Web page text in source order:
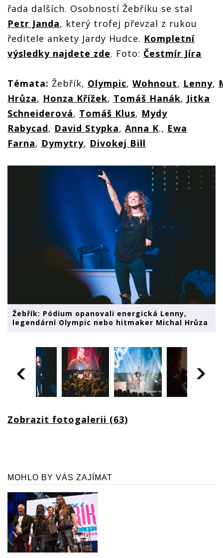
řada dalších. Osobností Žebříku se stal
Petr Janda, který trofej převzal z rukou
ředitele ankety Jardy Hudce. Kompletní
výsledky najdete zde. Foto: Čestmír Jíra
Témata: Žebřík, Olympic, Wohnout, Lenny,
Hrůza, Honza Křížek, Tomáš Hanák, Jitka
Schneiderová, Tomáš Klus, Mydy
Rabycad, David Stypka, Anna K., Ewa
Farna, Dymytry, Divokej Bill
Žebřík: Pódium opanovali energická Lenny,
legendární Olympic nebo hitmaker Michal Hrůza
Zobrazit fotogalerii (63)
MOHLO BY VÁS ZAJÍMAT